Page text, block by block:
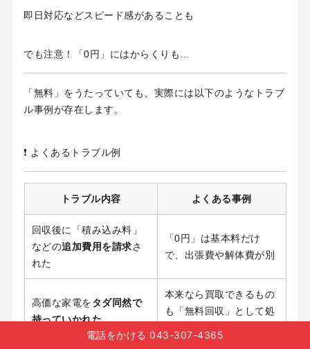
即日対応などスピード感があることも
でも注意！「0円」にはからくりも…
「無料」をうたっていても、実際には以下のようなトラブ
ル事例が存在します。
❗ よくあるトラブル例
トラブル内容 よくある事例
回収後に「積み込み料」
などの追加費用を請求さ
れた
「0円」は基本料だけ
で、出張費や解体費が別
高価な家電をタダ同然で
持っていかれた
本来なら買取できるもの
も「無料回収」として処
電話をかける 043-307-4365